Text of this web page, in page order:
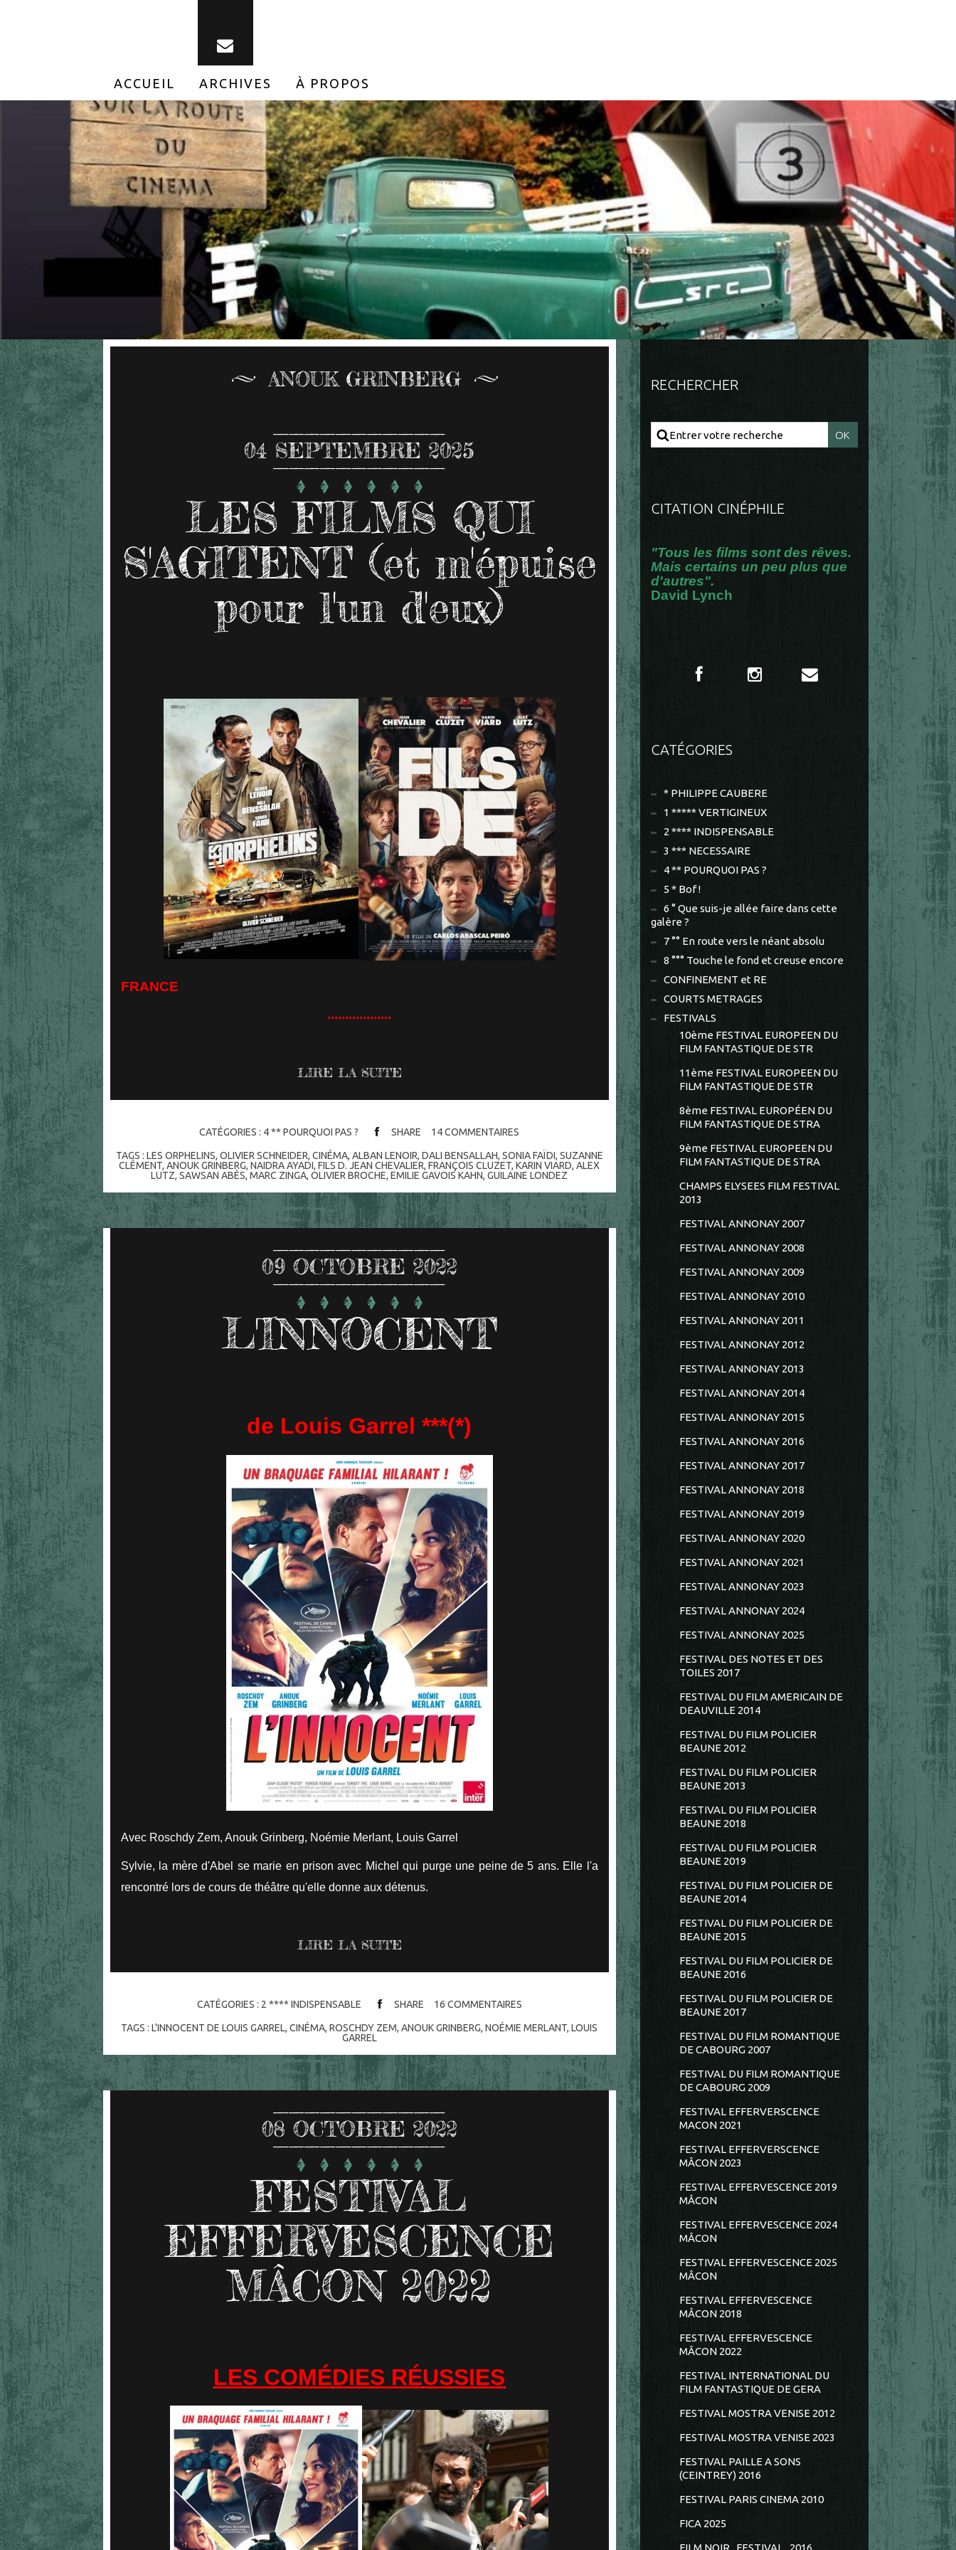
ACCUEIL ARCHIVES À PROPOS
ANOUK GRINBERG
04 SEPTEMBRE 2025
LES FILMS QUI
S'AGITENT (et m'épuise
pour l'un d'eux)
FRANCE
..................
LIRE LA SUITE
CATÉGORIES : 4 ** POURQUOI PAS ? SHARE 14 COMMENTAIRES
TAGS : LES ORPHELINS, OLIVIER SCHNEIDER, CINÉMA, ALBAN LENOIR, DALI BENSALLAH, SONIA FAÏDI, SUZANNE
CLÉMENT,ANOUK GRINBERG,NAIDRA AYADI,FILS D. JEAN CHEVALIER,FRANÇOIS CLUZET,KARIN VIARD,ALEX
LUTZ,SAWSAN ABÈS,MARC ZINGA,OLIVIER BROCHE,EMILIE GAVOIS KAHN,GUILAINE LONDEZ
09 OCTOBRE 2022
L'INNOCENT
de Louis Garrel ***(*)
Avec Roschdy Zem, Anouk Grinberg, Noémie Merlant, Louis Garrel
Sylvie, la mère d'Abel se marie en prison avec Michel qui purge une peine de 5 ans. Elle l'a
rencontré lors de cours de théâtre qu'elle donne aux détenus.
LIRE LA SUITE
CATÉGORIES : 2 **** INDISPENSABLE SHARE 16 COMMENTAIRES
TAGS :L'INNOCENT DE LOUIS GARREL,CINÉMA,ROSCHDY ZEM,ANOUK GRINBERG,NOÉMIE MERLANT,LOUIS
GARREL
08 OCTOBRE 2022
FESTIVAL
EFFERVESCENCE
MÂCON 2022
LES COMÉDIES RÉUSSIES
RECHERCHER
CITATION CINÉPHILE
"Tous les films sont des rêves.
Mais certains un peu plus que
d'autres".
David Lynch
CATÉGORIES
* PHILIPPE CAUBERE
1 ***** VERTIGINEUX
2 **** INDISPENSABLE
3 *** NECESSAIRE
4 ** POURQUOI PAS ?
5 * Bof !
6 ° Que suis-je allée faire dans cette
galère ?
7 °° En route vers le néant absolu
8 °°° Touche le fond et creuse encore
CONFINEMENT et RE
COURTS METRAGES
FESTIVALS
10ème FESTIVAL EUROPEEN DU
FILM FANTASTIQUE DE STR
11ème FESTIVAL EUROPEEN DU
FILM FANTASTIQUE DE STR
8ème FESTIVAL EUROPÉEN DU
FILM FANTASTIQUE DE STRA
9ème FESTIVAL EUROPEEN DU
FILM FANTASTIQUE DE STRA
CHAMPS ELYSEES FILM FESTIVAL
2013
FESTIVAL ANNONAY 2007
FESTIVAL ANNONAY 2008
FESTIVAL ANNONAY 2009
FESTIVAL ANNONAY 2010
FESTIVAL ANNONAY 2011
FESTIVAL ANNONAY 2012
FESTIVAL ANNONAY 2013
FESTIVAL ANNONAY 2014
FESTIVAL ANNONAY 2015
FESTIVAL ANNONAY 2016
FESTIVAL ANNONAY 2017
FESTIVAL ANNONAY 2018
FESTIVAL ANNONAY 2019
FESTIVAL ANNONAY 2020
FESTIVAL ANNONAY 2021
FESTIVAL ANNONAY 2023
FESTIVAL ANNONAY 2024
FESTIVAL ANNONAY 2025
FESTIVAL DES NOTES ET DES
TOILES 2017
FESTIVAL DU FILM AMERICAIN DE
DEAUVILLE 2014
FESTIVAL DU FILM POLICIER
BEAUNE 2012
FESTIVAL DU FILM POLICIER
BEAUNE 2013
FESTIVAL DU FILM POLICIER
BEAUNE 2018
FESTIVAL DU FILM POLICIER
BEAUNE 2019
FESTIVAL DU FILM POLICIER DE
BEAUNE 2014
FESTIVAL DU FILM POLICIER DE
BEAUNE 2015
FESTIVAL DU FILM POLICIER DE
BEAUNE 2016
FESTIVAL DU FILM POLICIER DE
BEAUNE 2017
FESTIVAL DU FILM ROMANTIQUE
DE CABOURG 2007
FESTIVAL DU FILM ROMANTIQUE
DE CABOURG 2009
FESTIVAL EFFERVERSCENCE
MACON 2021
FESTIVAL EFFERVERSCENCE
MÂCON 2023
FESTIVAL EFFERVESCENCE 2019
MÂCON
FESTIVAL EFFERVESCENCE 2024
MÂCON
FESTIVAL EFFERVESCENCE 2025
MÂCON
FESTIVAL EFFERVESCENCE
MÂCON 2018
FESTIVAL EFFERVESCENCE
MÂCON 2022
FESTIVAL INTERNATIONAL DU
FILM FANTASTIQUE DE GERA
FESTIVAL MOSTRA VENISE 2012
FESTIVAL MOSTRA VENISE 2023
FESTIVAL PAILLE A SONS
(CEINTREY) 2016
FESTIVAL PARIS CINEMA 2010
FICA 2025